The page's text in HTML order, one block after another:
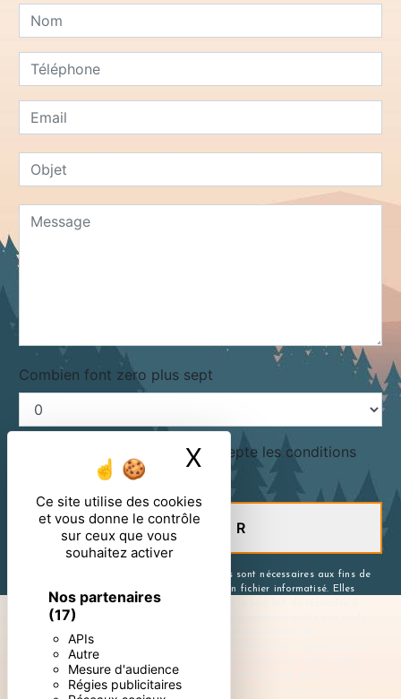
Ce site utilise des cookies
et vous donne le contrôle
sur ceux que vous
souhaitez activer
Nos partenaires
(17)
APIs
Autre
Mesure d'audience
Régies publicitaires
X Masquer le
Combien font zero plus sept
En cochant cette case, j'accepte les conditions
particulières ci-dessous **
ENVOYER
** Les données personnelles communiquées sont nécessaires aux fins de
vous contacter et sont enregistrées dans un fichier informatisé. Elles
sont destinées à et ses sous-traitants dans le seul but de répondre à
votre message. Les données collectées seront communiquées aux seuls
destinataires suivants: . Vous disposez de droits d’accès, de
rectification, d’effacement, de portabilité, de limitation, d’opposition, de
retrait de votre consentement à tout moment et du droit d’introduire
une réclamation auprès d’une autorité de contrôle, ainsi que
d’organiser le sort de vos données post-mortem. Vous pouvez exercer